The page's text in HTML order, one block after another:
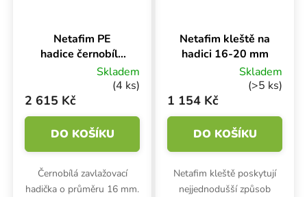
Netafim PE
hadice černobílá
Ø 16 mm PN4 UV,
ROLE 100 m
Skladem
(4 ks)
2 615 Kč
DO KOŠÍKU
Černobílá zavlažovací
hadička o průměru 16 mm.
Netafim kleště na
hadici 16-20 mm
Skladem
(>5 ks)
1 154 Kč
DO KOŠÍKU
Netafim kleště poskytují
nejjednodušší způsob